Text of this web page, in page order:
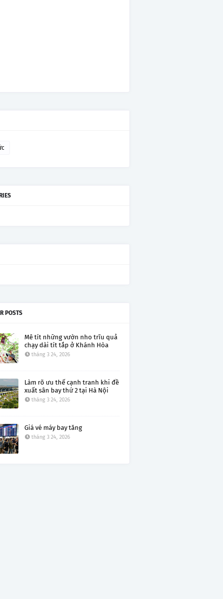
POSTS
Mê tít những vườn nho trĩu quả
chạy dài tít tắp ở Khánh Hòa
tháng 3 24, 2026
Làm rõ ưu thế cạnh tranh khi đề
xuất sân bay thứ 2 tại Hà Nội
tháng 3 24, 2026
Giá vé máy bay tăng
tháng 3 24, 2026